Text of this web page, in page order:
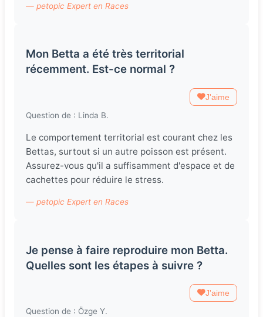
— petopic Expert en Races
Mon Betta a été très territorial
récemment. Est-ce normal ?
J'aime
Question de : Linda B.
Le comportement territorial est courant chez les
Bettas, surtout si un autre poisson est présent.
Assurez-vous qu'il a suffisamment d'espace et de
cachettes pour réduire le stress.
— petopic Expert en Races
Je pense à faire reproduire mon Betta.
Quelles sont les étapes à suivre ?
J'aime
Question de : Özge Y.